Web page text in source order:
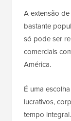
A extensão
bastante
só pode ser
comerciais
América.
É uma
lucrativos,
tempo integral.